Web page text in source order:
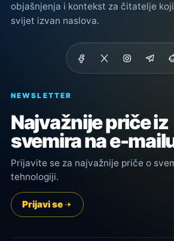
objašnjenja i kontekst za čitatelje
svijet izvan naslova.
NEWSLETTER
Najvažnije priče iz
svemira na e-
Prijavite se za najvažnije priče o
tehnologiji.
Prijavi se